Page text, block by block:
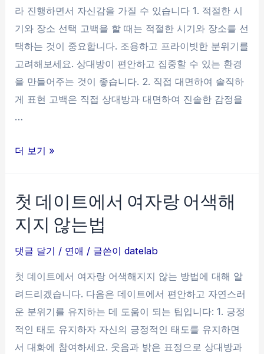
백
하
는
법
라 진행하면서 자신감을 가질 수 있습니다 1. 적절한 시
기와 장소 선택 고백을 할 때는 적절한 시기와 장소를 선
택하는 것이 중요합니다. 조용하고 프라이빗한 분위기를
고려해보세요. 상대방이 편안하고 집중할 수 있는 환경
을 만들어주는 것이 좋습니다. 2. 직접 대면하여 솔직하
게 표현 고백은 직접 상대방과 대면하여 진솔한 감정을
…
좋
는
남
에
게
고
백
하
는
더 보기 »
첫 데이트에서 여자랑 어색해
지지 않는법
댓글 달기 / 연애 / 글쓴이datelab
첫 데이트에서 여자랑 어색해지지 않는 방법에 대해 알
려드리겠습니다. 다음은 데이트에서 편안하고 자연스러
운 분위기를 유지하는 데 도움이 되는 팁입니다: 1. 긍정
적인 태도 유지하자 자신의 긍정적인 태도를 유지하면
서 대화에 참여하세요. 웃음과 밝은 표정으로 상대방과